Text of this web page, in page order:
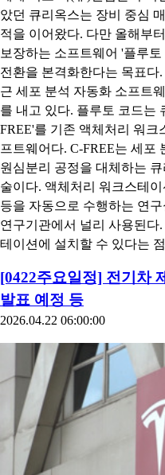
았던 큐리옥스는 장비 중심
적을 이어왔다. 다만 올해부
보장하는 소프트웨어 '플루
전환을 본격화한다는 목표다
근 세포 분석 자동화 소프트
를 내고 있다. 플루토 코드는
FREE'를 기존 액체처리 워
프트웨어다. C-FREE는 세포
원심분리 공정을 대체하는
술이다. 액체처리 워크스테
등을 자동으로 수행하는 연
연구기관에서 널리 사용된다
테이션에 설치할 수 있다는
[0422주요일정] 전기차
발표 예정 등
2026.04.22 06:00:00